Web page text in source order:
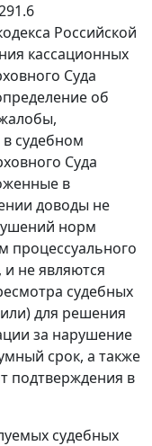
Российской
кассационных
Суда
об
судебном
Суда
в
доводы не
норм
процессуального
не являются
судебных
для решения
за нарушение
срок, а также
подтверждения в
судебных